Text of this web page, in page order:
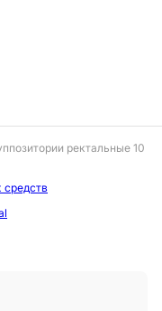
ректальные 10
средств